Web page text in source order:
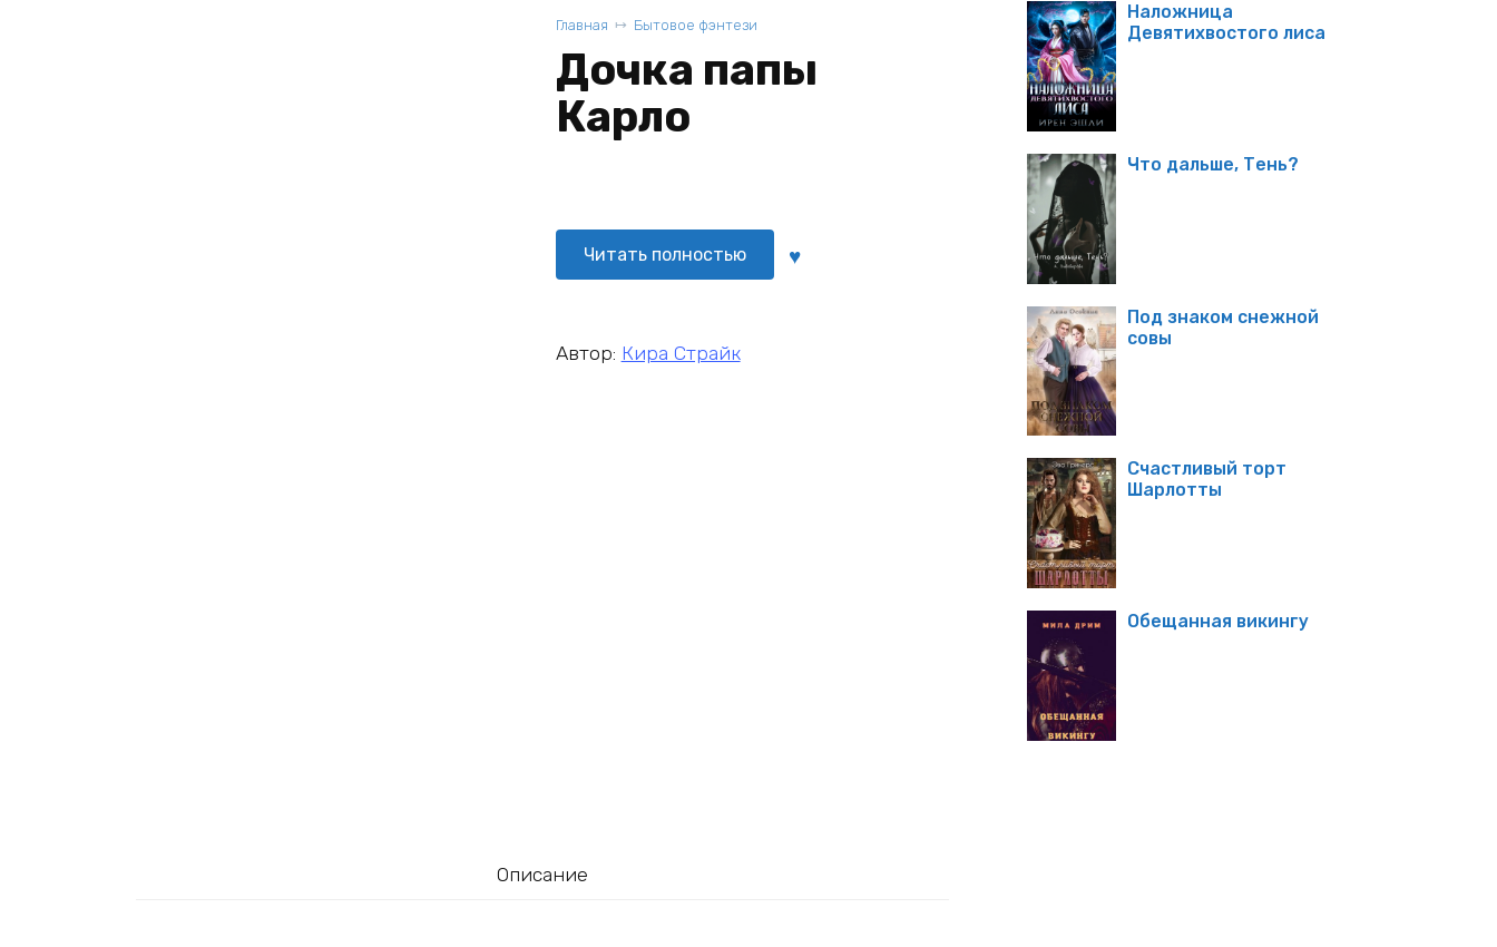
Главная Бытовое фэнтези
Дочка папы
Карло
Читать полностью
Автор: Кира Страйк
Описание
Наложница
Девятихвостого лиса
Что дальше, Тень?
Под знаком снежной
совы
Счастливый торт
Шарлотты
Обещанная викингу